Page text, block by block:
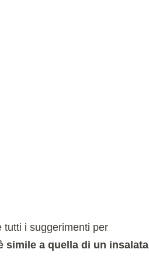
tutti i suggerimenti per
simile a quella di un insalata